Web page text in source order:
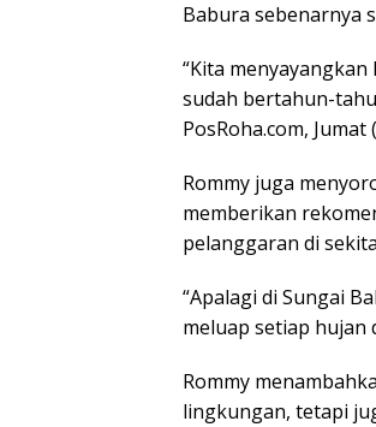
Babura sebenarnya
“Kita
sudah bertahun-
PosRoha.com,
Rommy juga
memberikan
pelanggaran di
“Apalagi di Sungai
meluap setiap hujan
Rommy
lingkungan, tetapi